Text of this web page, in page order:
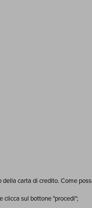
carta di credito. Come
clicca sul bottone "procedi";